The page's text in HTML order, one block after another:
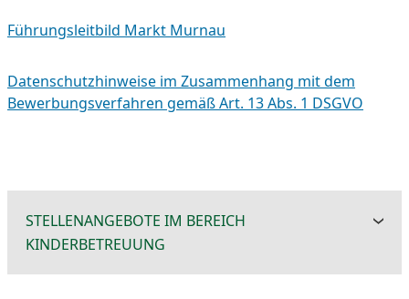
Führungsleitbild Markt Murnau
Datenschutzhinweise im Zusammenhang mit dem
Bewerbungsverfahren gemäß Art. 13 Abs. 1 DSGVO
STELLENANGEBOTE IM BEREICH
KINDERBETREUUNG